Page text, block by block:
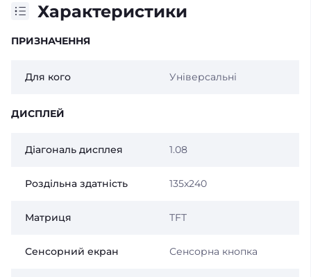
Характеристики
ПРИЗНАЧЕННЯ
Для кого Універсальні
ДИСПЛЕЙ
Діагональ дисплея 1.08
Роздільна здатність 135x240
Матриця TFT
Сенсорний екран Сенсорна кнопка